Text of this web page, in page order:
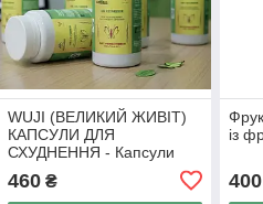
WUJI (ВЕЛИКИЙ ЖИВІТ)
КАПСУЛИ ДЛЯ
СХУДНЕННЯ - Капсули
для схуднення Тянь Ву, 50
капс
460₴
із
400